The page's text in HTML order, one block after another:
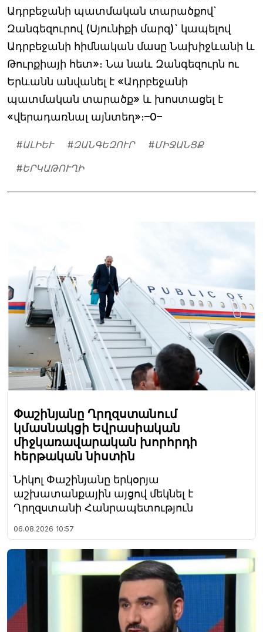
Ադրբեջանի պատմական տարածքով`
Զանգեզուրով (Սյունիքի մարզ)` կապելով
Ադրբեջանի հիմնական մասը Նախիջևանի և
Թուրքիայի հետ»։ Նա նաև Զանգեզուրն ու
Երևանն անվանել է «Ադրբեջանի
պատմական տարածք» և խոստացել է
«վերադառնալ այնտեղ»։–0–
#ԱԼԻԵՒ #ԶԱՆԳԵԶՈՒՐ #ՄԻՋԱՆՑՔ
#ԵՐԿԱԹՈՒՂԻ
Փաշինյանը Ղրղզստանում
կմասնակցի Եվրասիական
միջկառավարական խորհրդի
հերթական նիստին
Նիկոլ Փաշինյանը երկօրյա
աշխատանքային այցով մեկնել է
Ղրղզստանի Հանրապետություն
06.08.2026 10:57